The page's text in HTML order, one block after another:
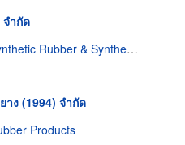
ำกัด
Rubber & Synthetic Rubber Products
าง (1994) จำกัด
Products